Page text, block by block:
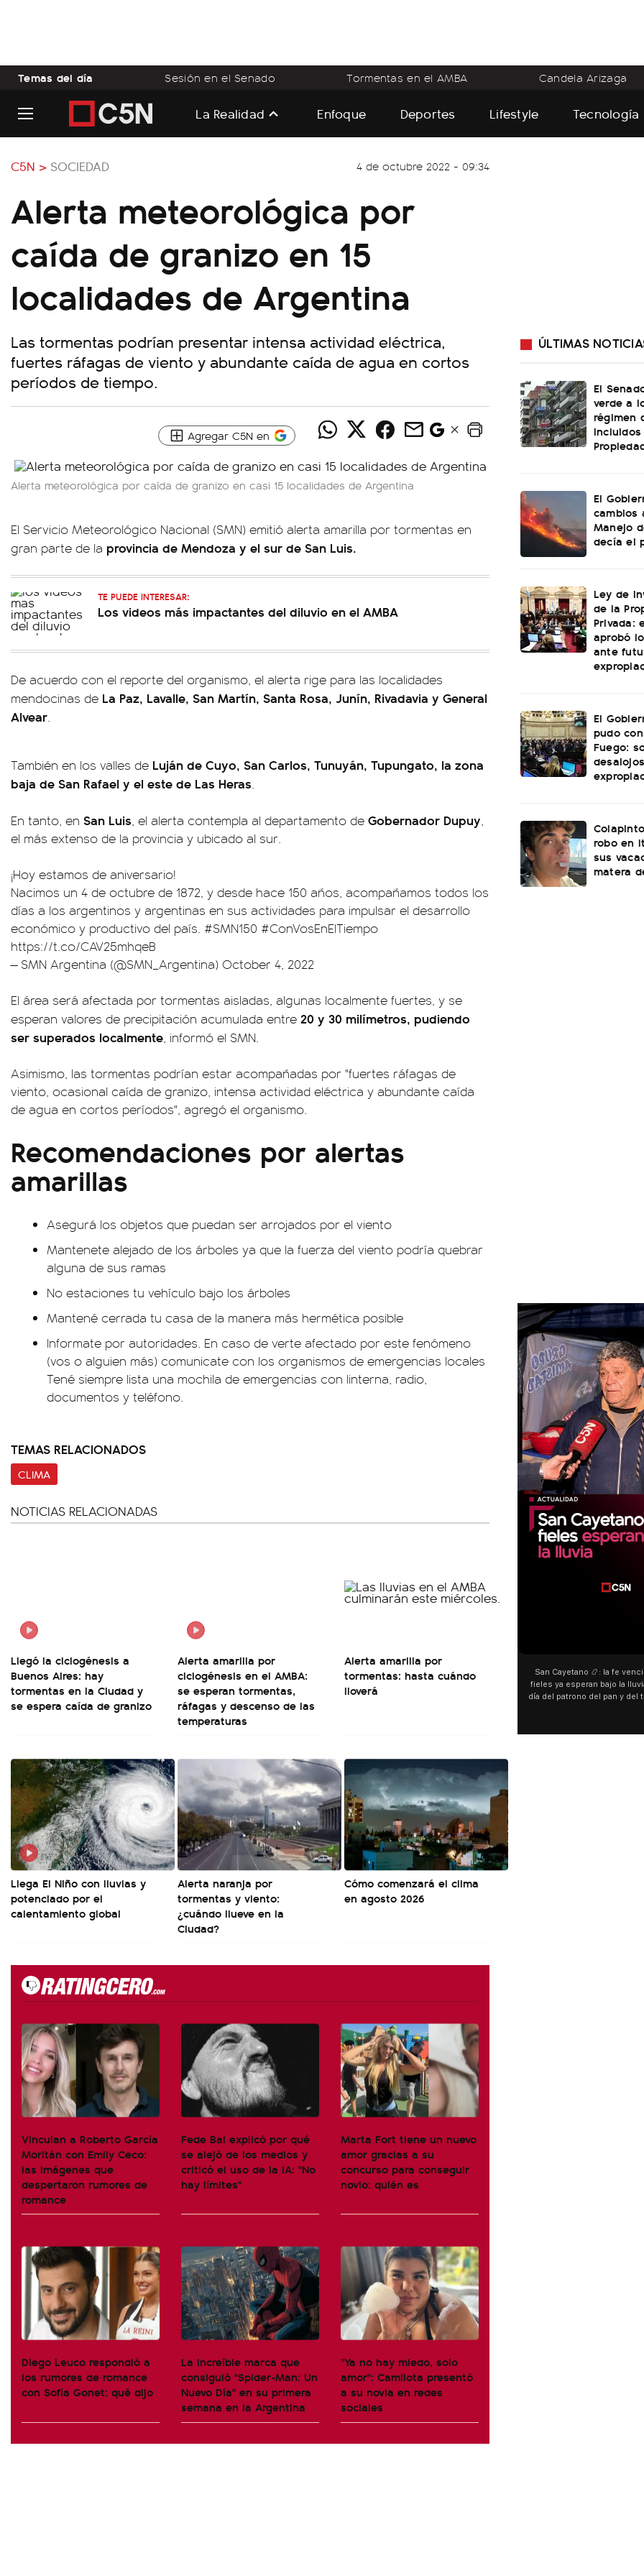
Temas del día Sesión en el Senado Tormentas en el AMBA Candela Arizaga
La Realidad Enfoque Deportes Lifestyle Tecnología
C5N > SOCIEDAD 4 de octubre 2022 - 09:34
Alerta meteorológica por
caída de granizo en 15
localidades de Argentina
Las tormentas podrían presentar intensa actividad eléctrica,
fuertes ráfagas de viento y abundante caída de agua en cortos
períodos de tiempo.
Agregar C5N en
Alerta meteorológica por caída de granizo en casi 15 localidades de Argentina
El Servicio Meteorológico Nacional (SMN) emitió alerta amarilla por tormentas en
gran parte de la provincia de Mendoza y el sur de San Luis.
TE PUEDE INTERESAR:
Los videos más impactantes del diluvio en el AMBA
De acuerdo con el reporte del organismo, el alerta rige para las localidades
mendocinas de La Paz, Lavalle, San Martín, Santa Rosa, Junín, Rivadavia y General
Alvear.
También en los valles de Luján de Cuyo, San Carlos, Tunuyán, Tupungato, la zona
baja de San Rafael y el este de Las Heras.
En tanto, en San Luis, el alerta contempla al departamento de Gobernador Dupuy,
el más extenso de la provincia y ubicado al sur.
¡Hoy estamos de aniversario!
Nacimos un 4 de octubre de 1872, y desde hace 150 años, acompañamos todos los
días a los argentinos y argentinas en sus actividades para impulsar el desarrollo
económico y productivo del país. #SMN150 #ConVosEnElTiempo
https://t.co/CAV25mhqeB
— SMN Argentina (@SMN_Argentina) October 4, 2022
El área será afectada por tormentas aisladas, algunas localmente fuertes, y se
esperan valores de precipitación acumulada entre 20 y 30 milímetros, pudiendo
ser superados localmente, informó el SMN.
Asimismo, las tormentas podrían estar acompañadas por "fuertes ráfagas de
viento, ocasional caída de granizo, intensa actividad eléctrica y abundante caída
de agua en cortos períodos", agregó el organismo.
Recomendaciones por alertas
amarillas
Asegurá los objetos que puedan ser arrojados por el viento
Mantenete alejado de los árboles ya que la fuerza del viento podría quebrar
alguna de sus ramas
No estaciones tu vehículo bajo los árboles
Mantené cerrada tu casa de la manera más hermética posible
Informate por autoridades. En caso de verte afectado por este fenómeno
(vos o alguien más) comunicate con los organismos de emergencias locales
Tené siempre lista una mochila de emergencias con linterna, radio,
documentos y teléfono.
TEMAS RELACIONADOS
CLIMA
NOTICIAS RELACIONADAS
Llegó la ciclogénesis a
Buenos Aires: hay
tormentas en la Ciudad y
se espera caída de granizo
Alerta amarilla por
ciclogénesis en el AMBA:
se esperan tormentas,
ráfagas y descenso de las
temperaturas
Alerta amarilla por
tormentas: hasta cuándo
lloverá
Llega El Niño con lluvias y
potenciado por el
calentamiento global
Alerta naranja por
tormentas y viento:
¿cuándo llueve en la
Ciudad?
Cómo comenzará el clima
en agosto 2026
Vinculan a Roberto García
Moritán con Emily Ceco:
las imágenes que
despertaron rumores de
romance
Fede Bal explicó por qué
se alejó de los medios y
criticó el uso de la IA: "No
hay límites"
Marta Fort tiene un nuevo
amor gracias a su
concurso para conseguir
novio: quién es
Diego Leuco respondió a
los rumores de romance
con Sofía Gonet: qué dijo
La increíble marca que
consiguió "Spider-Man: Un
Nuevo Día" en su primera
semana en la Argentina
"Ya no hay miedo, solo
amor": Camilota presentó
a su novia en redes
sociales
ÚLTIMAS
El
verde a
régimen
El
cambios
Manejo
decía el
Ley de
de la
Privada:
aprobó
ante
El
pudo
Fuego:
robo en
sus
matera
San Cayetano 📿: la fe venció al agua y los
fieles ya esperan bajo la lluvia ➡️ A horas del
día del patrono del pan y del trabajo, miles de